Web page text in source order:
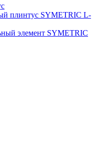
плинтус SYMETRIC L-
элемент SYMETRIC